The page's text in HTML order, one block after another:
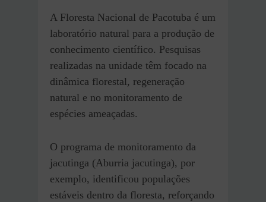
A Floresta Nacional de Pacotuba é um
laboratório natural para a produção de
conhecimento científico. Pesquisas
realizadas na unidade têm focado na
dinâmica florestal, regeneração
natural e no monitoramento de
espécies ameaçadas.
O programa de monitoramento da
jacutinga (Aburria jacutinga), por
exemplo, identificou populações
estáveis dentro da floresta, reforçando